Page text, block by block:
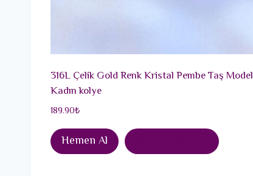
316L Çelik Gold Renk Kristal Pembe Taş Model
Kadın kolye
189.90₺
Hemen Al